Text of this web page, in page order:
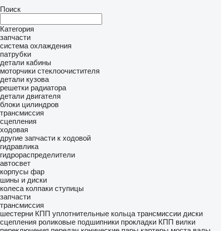
Поиск
Категория
запчасти
система охлаждения
патрубки
детали кабины
моторчики стеклоочистителя
детали кузова
решетки радиатора
детали двигателя
блоки цилиндров
трансмиссия
сцепления
ходовая
другие запчасти к ходовой
гидравлика
гидрораспределители
автосвет
корпусы фар
шины и диски
колеса колпаки ступицы
запчасти
трансмиссия
шестерни КПП уплотнительные кольца трансмиссии диски
сцепления роликовые подшипники прокладки КПП вилки